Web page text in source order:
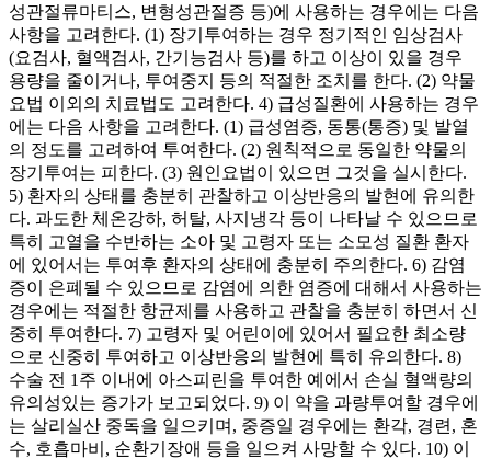
성관절류마티스, 변형성관절증 등)에 사용하는 경우에는 다음
사항을 고려한다. (1) 장기투여하는 경우 정기적인 임상검사
(요검사, 혈액검사, 간기능검사 등)를 하고 이상이 있을 경우
용량을 줄이거나, 투여중지 등의 적절한 조치를 한다. (2) 약물
요법 이외의 치료법도 고려한다. 4) 급성질환에 사용하는 경우
에는 다음 사항을 고려한다. (1) 급성염증, 동통(통증) 및 발열
의 정도를 고려하여 투여한다. (2) 원칙적으로 동일한 약물의
장기투여는 피한다. (3) 원인요법이 있으면 그것을 실시한다.
5) 환자의 상태를 충분히 관찰하고 이상반응의 발현에 유의한
다. 과도한 체온강하, 허탈, 사지냉각 등이 나타날 수 있으므로
특히 고열을 수반하는 소아 및 고령자 또는 소모성 질환 환자
에 있어서는 투여후 환자의 상태에 충분히 주의한다. 6) 감염
증이 은폐될 수 있으므로 감염에 의한 염증에 대해서 사용하는
경우에는 적절한 항균제를 사용하고 관찰을 충분히 하면서 신
중히 투여한다. 7) 고령자 및 어린이에 있어서 필요한 최소량
으로 신중히 투여하고 이상반응의 발현에 특히 유의한다. 8)
수술 전 1주 이내에 아스피린을 투여한 예에서 손실 혈액량의
유의성있는 증가가 보고되었다. 9) 이 약을 과량투여할 경우에
는 살리실산 중독을 일으키며, 중증일 경우에는 환각, 경련, 혼
수, 호흡마비, 순환기장애 등을 일으켜 사망할 수 있다. 10) 이